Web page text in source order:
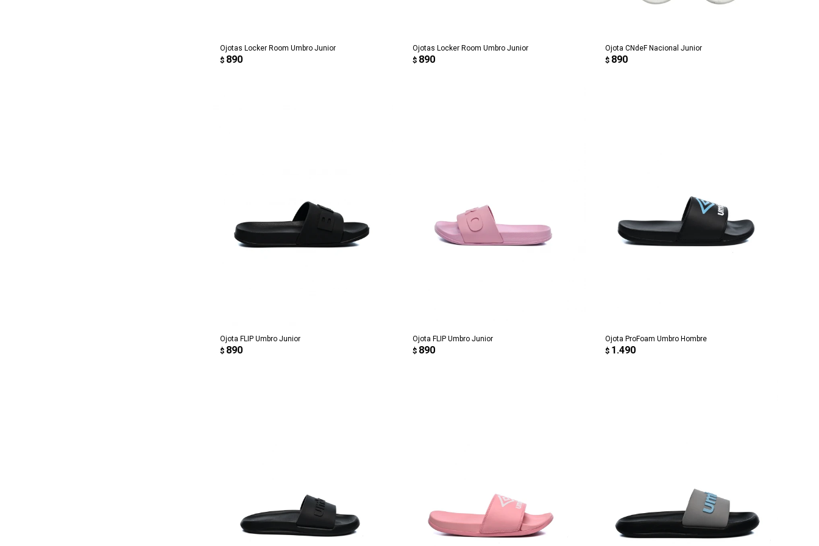
Ojotas Locker Room Umbro Junior
$ 890
Ojotas Locker Room Umbro Junior
$ 890
Ojota CNdeF Nacional Junior
$ 890
Ojota FLIP Umbro Junior
$ 890
Ojota FLIP Umbro Junior
$ 890
Ojota ProFoam Umbro Hombre
$ 1.490